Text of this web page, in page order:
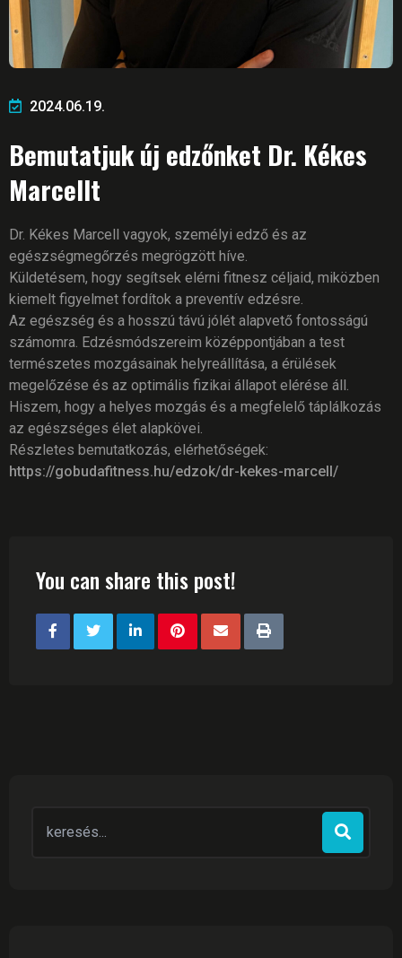
2024.06.19.
Bemutatjuk új edzőnket Dr. Kékes
Marcellt
Dr. Kékes Marcell vagyok, személyi edző és az
egészségmegőrzés megrögzött híve.
Küldetésem, hogy segítsek elérni fitnesz céljaid, miközben
kiemelt figyelmet fordítok a preventív edzésre.
Az egészség és a hosszú távú jólét alapvető fontosságú
számomra. Edzésmódszereim középpontjában a test
természetes mozgásainak helyreállítása, a érülések
megelőzése és az optimális fizikai állapot elérése áll.
Hiszem, hogy a helyes mozgás és a megfelelő táplálkozás
az egészséges élet alapkövei.
Részletes bemutatkozás, elérhetőségek:
https://gobudafitness.hu/edzok/dr-kekes-marcell/
You can share this post!
for: